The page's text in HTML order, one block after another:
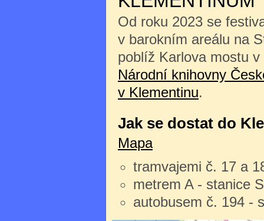
Od roku 2023 se
v barokním areálu na
poblíž Karlova mostu
Národní knihovny
v Klementinu.
Jak se dostat do
Mapa
tramvajemi č. 17 a
metrem A - stanice
autobusem č. 194 -